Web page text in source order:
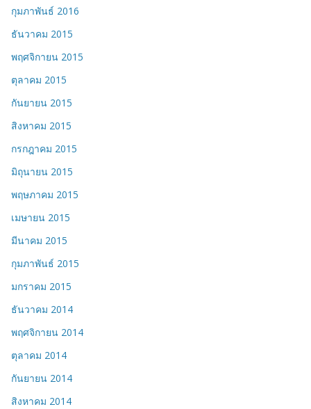
กุมภาพันธ์ 2016
ธันวาคม 2015
พฤศจิกายน 2015
ตุลาคม 2015
กันยายน 2015
สิงหาคม 2015
กรกฎาคม 2015
มิถุนายน 2015
พฤษภาคม 2015
เมษายน 2015
มีนาคม 2015
กุมภาพันธ์ 2015
มกราคม 2015
ธันวาคม 2014
พฤศจิกายน 2014
ตุลาคม 2014
กันยายน 2014
สิงหาคม 2014